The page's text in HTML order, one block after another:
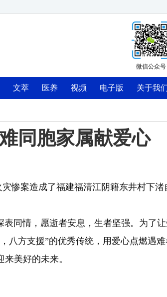
微信公众号
文萃 医养 视频 电子版 关于我
同胞家属献爱心
案造成了福建福清江阴籍东井村下渚
情，愿逝者安息，生者坚强。为了
八方支援”的优秀传统，用爱心点燃遇
美好的未来。